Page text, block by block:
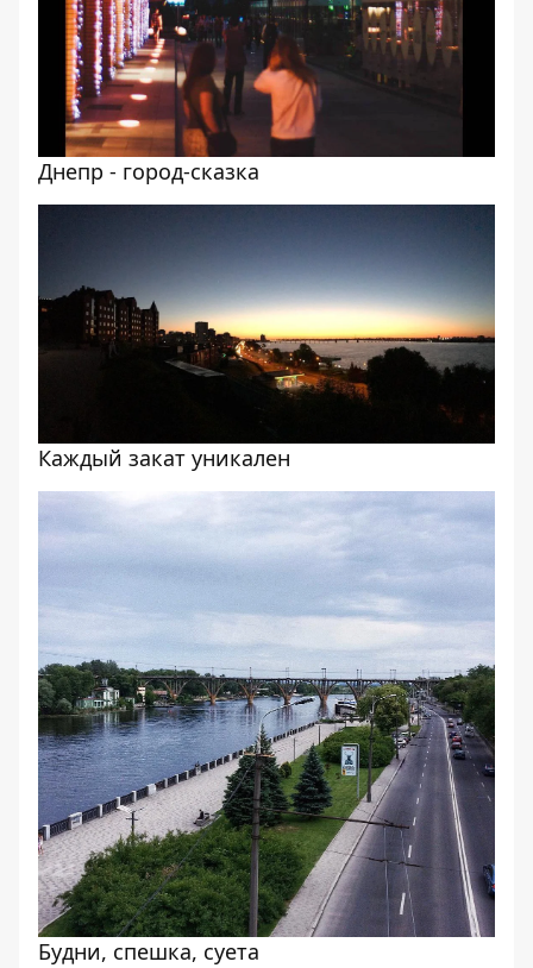
Днепр - город-сказка
Каждый закат уникален
Будни, спешка, суета